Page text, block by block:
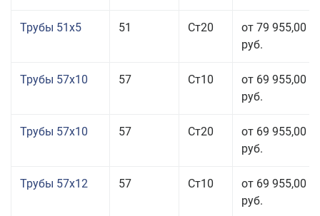
Трубы 51x5 51 Ст20
от 79 955,00
руб.
Трубы 57x10 57 Ст10
от 69 955,00
руб.
Трубы 57x10 57 Ст20
от 69 955,00
руб.
Трубы 57x12 57 Ст10
от 69 955,00
руб.